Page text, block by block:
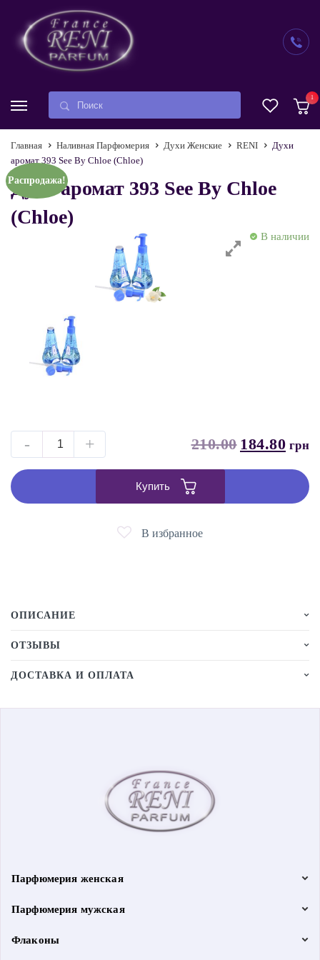
1
Главная Наливная Парфюмерия Духи Женские RENI
Духи
аромат 393 See By Chloe (Chloe)
Духи аромат 393 See By Chloe
(Chloe)
В наличии
Распродажа!
- + 210.00 184.80 грн
Купить
В избранное
ОПИСАНИЕ
ОТЗЫВЫ
ДОСТАВКА И ОПЛАТА
Парфюмерия женская
Парфюмерия мужская
Флаконы